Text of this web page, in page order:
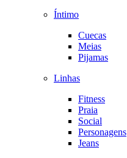
Íntimo
Cuecas
Meias
Pijamas
Linhas
Fitness
Praia
Social
Personagens
Jeans